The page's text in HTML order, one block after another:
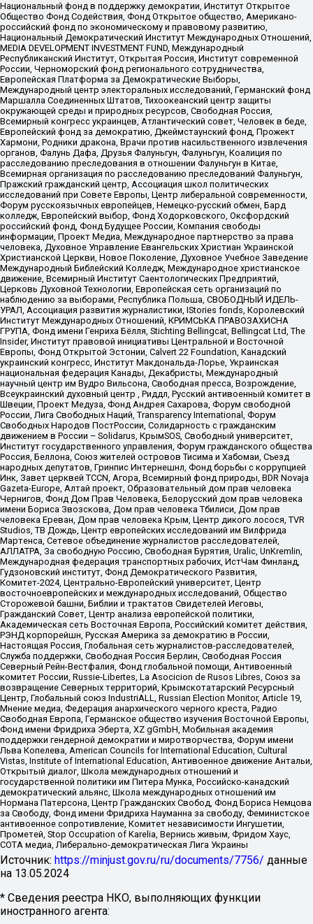
Национальный фонд в поддержку демократии, Институт Открытое
Общество Фонд Содействия, Фонд Открытое общество, Американо-
российский фонд по экономическому и правовому развитию,
Национальный Демократический Институт Международных Отношений,
MEDIA DEVELOPMENT INVESTMENT FUND, Международный
Республиканский Институт, Открытая Россия, Институт современной
России, Черноморский фонд регионального сотрудничества,
Европейская Платформа за Демократические Выборы,
Международный центр электоральных исследований, Германский фонд
Маршалла Соединенных Штатов, Тихоокеанский центр защиты
окружающей среды и природных ресурсов, Свободная Россия,
Всемирный конгресс украинцев, Атлантический совет, Человек в беде,
Европейский фонд за демократию, Джеймстаунский фонд, Прожект
Хармони, Родники дракона, Врачи против насильственного извлечения
органов, Фалунь Дафа, Друзья Фалуньгун, Фалуньгун, Коалиция по
расследованию преследования в отношении Фалуньгун в Китае,
Всемирная организация по расследованию преследований Фалуньгун,
Пражский гражданский центр, Ассоциация школ политических
исследований при Совете Европы, Центр либеральной современности,
Форум русскоязычных европейцев, Немецко-русский обмен, Бард
колледж, Европейский выбор, Фонд Ходорковского, Оксфордский
российский фонд, Фонд Будущее России, Компания свободы
информации, Проект Медиа, Международное партнерство за права
человека, Духовное Управление Евангельских Христиан Украинской
Христианской Церкви, Новое Поколение, Духовное Учебное Заведение
Международный Библейский Колледж, Международное христианское
движение, Всемирный Институт Саентологических Предприятий,
Церковь Духовной Технологии, Европейская сеть организаций по
наблюдению за выборами, Республика Польша, СВОБОДНЫЙ ИДЕЛЬ-
УРАЛ, Ассоциация развития журналистики, IStories fonds, Королевский
Институт Международных Отношений, КРИМСЬКА ПРАВОЗАХИСНА
ГРУПА, Фонд имени Генриха Бёлля, Stichting Bellingcat, Bellingcat Ltd, The
Insider, Институт правовой инициативы Центральной и Восточной
Европы, Фонд Открытой Эстонии, Calvert 22 Foundation, Канадский
украинский конгресс, Институт Макдональда-Лорье, Украинская
национальная федерация Канады, Декабристы, Международный
научный центр им Вудро Вильсона, Свободная пресса, Возрождение,
Всеукраинский духовный центр , Риддл, Русский антивоенный комитет в
Швеции, Проект Медуза, Фонд Андрея Сахарова, Форум свободной
России, Лига Свободных Наций, Transparеncy International, Форум
Свободных Народов ПостРоссии, Солидарность с гражданским
движением в России – Solidarus, КрымSOS, Свободный университет,
Институт государственного управления, Форум гражданского общества
Россия, Беллона, Союз жителей островов Тисима и Хабомаи, Съезд
народных депутатов, Гринпис Интернешнл, Фонд борьбы с коррупцией
Инк, Завет церквей TCCN, Агора, Всемирный фонд природы, BDR Novaja
Gazeta-Europe, Алтай проект, Образовательный дом прав человека
Чернигов, Фонд Дом Прав Человека, Белорусский дом прав человека
имени Бориса Звозскова, Дом прав человека Тбилиси, Дом прав
человека Ереван, Дом прав человека Крым, Центр дикого лосося, TVR
Studios, ТВ Дождь, Центр европейских исследований им Вилфрида
Мартенса, Сетевое объединение журналистов расследователей,
АЛЛАТРА, За свободную Россию, Свободная Бурятия, Uralic, UnKremlin,
Международная федерация транспортных рабочих, ИстЧам Финланд,
Гудзоновский институт, Фонд Демократического Развития,
Комитет-2024, Центрально-Европейский университет, Центр
восточноевропейских и международных исследований, Общество
Сторожевой башни, Библии и трактатов Свидетелей Иеговы,
Гражданский Совет, Центр анализа европейской политики,
Академическая сеть Восточная Европа, Российский комитет действия,
РЭНД корпорейшн, Русская Америка за демократию в России,
Настоящая Россия, Глобальная сеть журналистов-расследователей,
Служба поддержки, Свободная Россия Берлин, Свободная Россия
Северный Рейн-Вестфалия, Фонд глобальной помощи, Антивоенный
комитет России, Russie-Libertes, La Asocicion de Rusos Libres, Союз за
возвращение Северных территорий, Крымскотатарский Ресурсный
Центр, Глобальный союз IndustriALL, Russian Election Monitor, Article 19,
Мнение медиа, Федерация анархического черного креста, Радио
Свободная Европа, Германское общество изучения Восточной Европы,
Фонд имени Фридриха Эберта, XZ gGmbH, Мобильная академия
поддержки гендерной демократии и миротворчества, Форум имени
Льва Копелева, American Councils for International Education, Cultural
Vistas, Institute of International Education, Антивоенное движение Антальи,
Открытый диалог, Школа международных отношений и
государственной политики им Питера Мунка, Российско-канадский
демократический альянс, Школа международных отношений им
Нормана Патерсона, Центр Гражданских Свобод, Фонд Бориса Немцова
за Свободу, Фонд имени Фридриха Науманна за свободу, Феминистское
антивоенное сопротивление, Комитет независимости Ингушетии,
Прометей, Stop Occupation of Karelia, Вернись живым, Фридом Хаус,
СОТА медиа, Либерально-демократическая Лига Украины
Источник: https://minjust.gov.ru/ru/documents/7756/ данные
на 13.05.2024
* Сведения реестра НКО, выполняющих функции
иностранного агента: